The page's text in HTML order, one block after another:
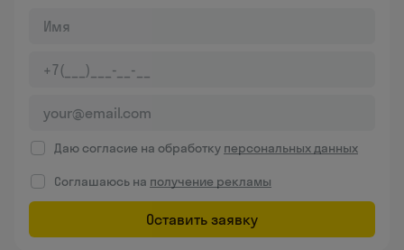
Даю согласие на обработку персональных данных
Соглашаюсь на получение рекламы
Оставить заявку